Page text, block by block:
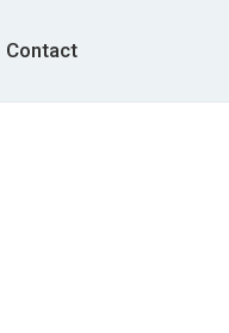
Contact